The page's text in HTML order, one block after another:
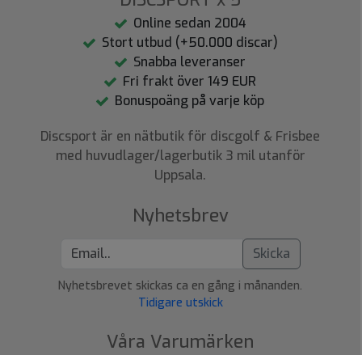
Online sedan 2004
Stort utbud (+50.000 discar)
Snabba leveranser
Fri frakt över 149 EUR
Bonuspoäng på varje köp
Discsport är en nätbutik för discgolf & Frisbee
med huvudlager/lagerbutik 3 mil utanför
Uppsala.
Nyhetsbrev
Skicka
Nyhetsbrevet skickas ca en gång i månanden.
Tidigare utskick
Våra Varumärken